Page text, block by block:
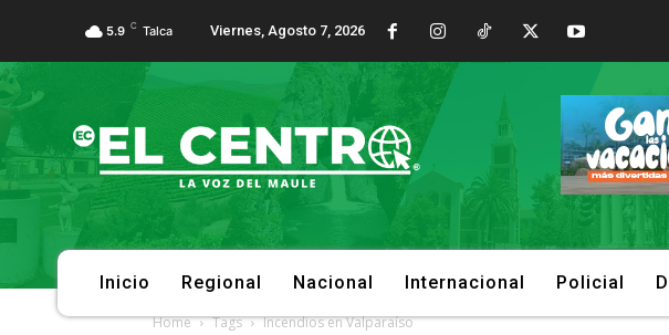
5.9 C Talca Viernes, Agosto 7, 2026
Inicio Regional Nacional Internacional Policial
Home Tags Incendios en Valparaíso